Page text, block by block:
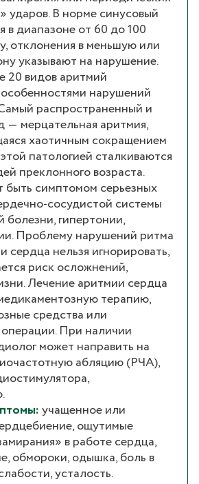
ударов. В норме синусовый
в диапазоне от 60 до 100
отклонения в меньшую или
указывают на нарушение.
20 видов аритмий
нарушений
распространенный и
― мерцательная аритмия,
хаотичным сокращением
патологией сталкиваются
преклонного возраста.
симптомом серьезных
сосудистой системы
гипертонии,
Проблему нарушений ритма
сердца нельзя игнорировать,
риск осложнений,
Лечение аритмии сердца
терапию,
средства или
При наличии
может направить на
абляцию (РЧА),
учащенное или
ощутимые
в работе сердца,
обмороки, одышка, боль в
усталость.